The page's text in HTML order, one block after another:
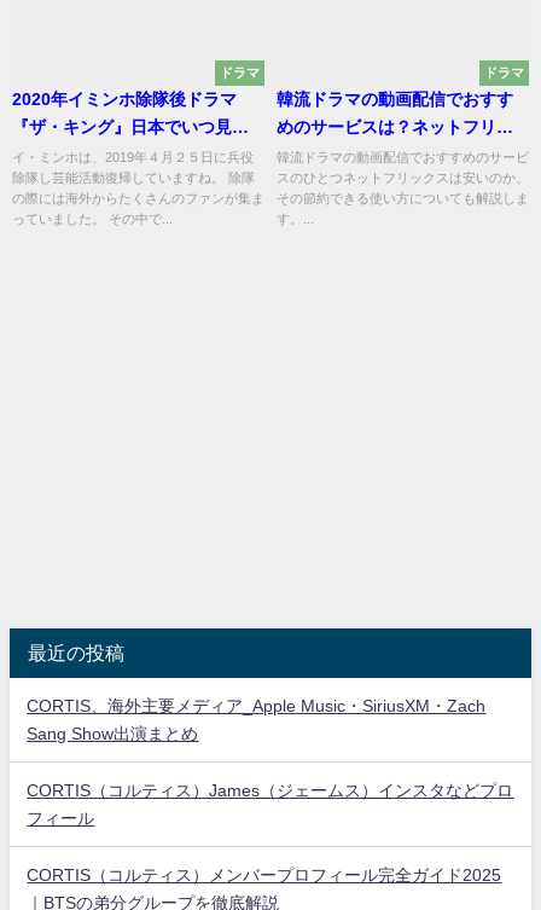
ドラマ
2020年イミンホ除隊後ドラマ
『ザ・キング』日本でいつ見れ
る？その内容についても
イ・ミンホは、2019年４月２５日に兵役
除隊し芸能活動復帰していますね。 除隊
の際には海外からたくさんのファンが集ま
っていました。 その中で...
ドラマ
韓流ドラマの動画配信でおすす
めのサービスは？ネットフリッ
クスは安い？
韓流ドラマの動画配信でおすすめのサービ
スのひとつネットフリックスは安いのか、
その節約できる使い方についても解説しま
す。...
最近の投稿
CORTIS、海外主要メディア_Apple Music・SiriusXM・Zach
Sang Show出演まとめ
CORTIS（コルティス）James（ジェームス）インスタなどプロ
フィール
CORTIS（コルティス）メンバープロフィール完全ガイド2025
｜BTSの弟分グループを徹底解説